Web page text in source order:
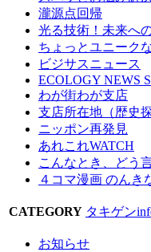
瀧源点回帰
光る技術！未来へ
ちょっとユニーク
ビジサスニュース
ECOLOGY NEWS
わが街わが支店
支店所在地（歴史探
ニッポン再発見
あれこれWATCH
こんなとき、どう
４コマ漫画 のんき
CATEGORY タキゲン
お知らせ